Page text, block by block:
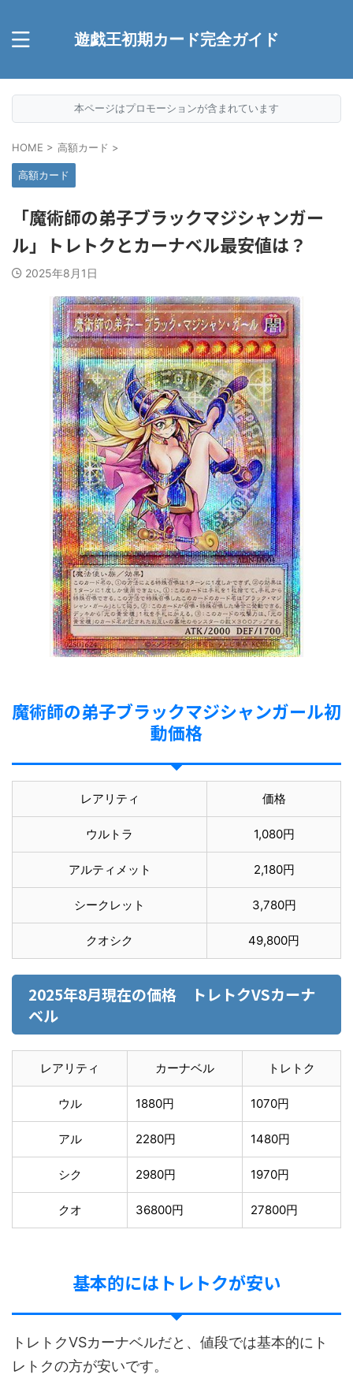
遊戯王初期カード完全ガイド
本ページはプロモーションが含まれています
HOME > 高額カード >
高額カード
「魔術師の弟子ブラックマジシャンガー
ル」トレトクとカーナベル最安値は？
2025年8月1日
魔術師の弟子ブラックマジシャンガール初
動価格
レアリティ 価格
ウルトラ 1,080円
アルティメット 2,180円
シークレット 3,780円
クオシク 49,800円
2025年8月現在の価格 トレトクVSカーナ
ベル
レアリティ カーナベル トレトク
ウル 1880円 1070円
アル 2280円 1480円
シク 2980円 1970円
クオ 36800円 27800円
基本的にはトレトクが安い
トレトクVSカーナベルだと、値段では基本的にト
レトクの方が安いです。